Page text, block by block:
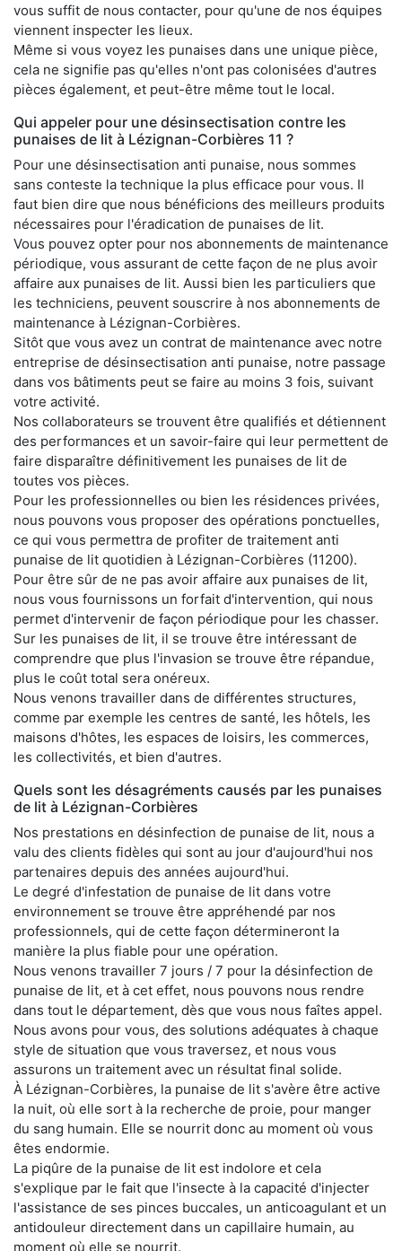
vous suffit de nous contacter, pour qu'une de nos équipes
viennent inspecter les lieux.
Même si vous voyez les punaises dans une unique pièce,
cela ne signifie pas qu'elles n'ont pas colonisées d'autres
pièces également, et peut-être même tout le local.
Qui appeler pour une désinsectisation contre les
punaises de lit à Lézignan-Corbières 11 ?
Pour une désinsectisation anti punaise, nous sommes
sans conteste la technique la plus efficace pour vous. Il
faut bien dire que nous bénéficions des meilleurs produits
nécessaires pour l'éradication de punaises de lit.
Vous pouvez opter pour nos abonnements de maintenance
périodique, vous assurant de cette façon de ne plus avoir
affaire aux punaises de lit. Aussi bien les particuliers que
les techniciens, peuvent souscrire à nos abonnements de
maintenance à Lézignan-Corbières.
Sitôt que vous avez un contrat de maintenance avec notre
entreprise de désinsectisation anti punaise, notre passage
dans vos bâtiments peut se faire au moins 3 fois, suivant
votre activité.
Nos collaborateurs se trouvent être qualifiés et détiennent
des performances et un savoir-faire qui leur permettent de
faire disparaître définitivement les punaises de lit de
toutes vos pièces.
Pour les professionnelles ou bien les résidences privées,
nous pouvons vous proposer des opérations ponctuelles,
ce qui vous permettra de profiter de traitement anti
punaise de lit quotidien à Lézignan-Corbières (11200).
Pour être sûr de ne pas avoir affaire aux punaises de lit,
nous vous fournissons un forfait d'intervention, qui nous
permet d'intervenir de façon périodique pour les chasser.
Sur les punaises de lit, il se trouve être intéressant de
comprendre que plus l'invasion se trouve être répandue,
plus le coût total sera onéreux.
Nous venons travailler dans de différentes structures,
comme par exemple les centres de santé, les hôtels, les
maisons d'hôtes, les espaces de loisirs, les commerces,
les collectivités, et bien d'autres.
Quels sont les désagréments causés par les punaises
de lit à Lézignan-Corbières
Nos prestations en désinfection de punaise de lit, nous a
valu des clients fidèles qui sont au jour d'aujourd'hui nos
partenaires depuis des années aujourd'hui.
Le degré d'infestation de punaise de lit dans votre
environnement se trouve être appréhendé par nos
professionnels, qui de cette façon détermineront la
manière la plus fiable pour une opération.
Nous venons travailler 7 jours / 7 pour la désinfection de
punaise de lit, et à cet effet, nous pouvons nous rendre
dans tout le département, dès que vous nous faîtes appel.
Nous avons pour vous, des solutions adéquates à chaque
style de situation que vous traversez, et nous vous
assurons un traitement avec un résultat final solide.
À Lézignan-Corbières, la punaise de lit s'avère être active
la nuit, où elle sort à la recherche de proie, pour manger
du sang humain. Elle se nourrit donc au moment où vous
êtes endormie.
La piqûre de la punaise de lit est indolore et cela
s'explique par le fait que l'insecte à la capacité d'injecter
l'assistance de ses pinces buccales, un anticoagulant et un
antidouleur directement dans un capillaire humain, au
moment où elle se nourrit.